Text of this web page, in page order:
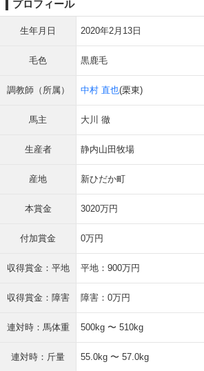
プロフィール
生年月日 2020年2月13日
毛色 黒鹿毛
調教師（所属） 中村 直也(栗東)
馬主 大川 徹
生産者 静内山田牧場
産地 新ひだか町
本賞金 3020万円
付加賞金 0万円
収得賞金：平地 平地：900万円
収得賞金：障害 障害：0万円
連対時：馬体重 500kg 〜 510kg
連対時：斤量 55.0kg 〜 57.0kg